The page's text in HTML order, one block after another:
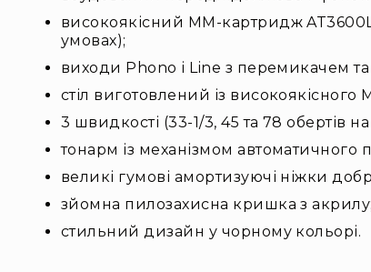
високоякісний MM-картридж
умовах);
виходи Phono і Line з перемикачем
стіл виготовлений із
3 швидкості (33-1/3, 45 та 78 обертів
тонарм із механізмом
великі гумові амортизуючі ніжки
зйомна пилозахисна кришка з акрилу;
стильний дизайн у чорному кольорі.